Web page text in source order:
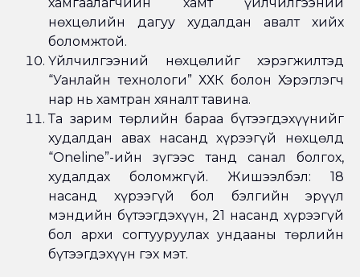
нөхцөлийн дагуу худалдан авалт хийх
боломжтой.
Үйлчилгээний нөхцөлийг хэрэгжилтэд
“Уанлайн технологи” ХХК болон Хэрэглэгч
нар нь хамтран хяналт тавина.
Та зарим төрлийн бараа бүтээгдэхүүнийг
худалдан авах насанд хүрээгүй нөхцөлд
“Oneline”-ийн зүгээс танд санал болгох,
худалдах боломжгүй. Жишээлбэл: 18
насанд хүрээгүй бол бэлгийн эрүүл
мэндийн бүтээгдэхүүн, 21 насанд хүрээгүй
бол архи согтууруулах ундааны төрлийн
бүтээгдэхүүн гэх мэт.